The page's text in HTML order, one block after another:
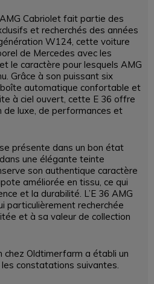
Cabriolet fait partie des
et recherchés des années
W124, cette voiture
de Mercedes avec les
le caractère pour lesquels AMG
Grâce à son puissant six
automatique confortable et
à ciel ouvert, cette E 36 offre
de luxe, de performances et
présente dans un bon état
une élégante teinte
son authentique caractère
améliorée en tissu, ce qui
et la durabilité. L’E 36 AMG
particulièrement recherchée
et à sa valeur de collection
chez Oldtimerfarm a établi un
constatations suivantes.